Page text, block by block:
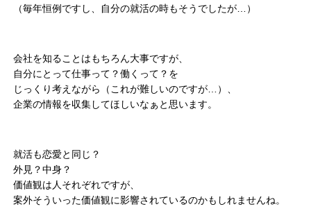
（毎年恒例ですし、自分の就活の時もそうでしたが…）
会社を知ることはもちろん大事ですが、
自分にとって仕事って？働くって？を
じっくり考えながら（これが難しいのですが…）、
企業の情報を収集してほしいなぁと思います。
就活も恋愛と同じ？
外見？中身？
価値観は人それぞれですが、
案外そういった価値観に影響されているのかもしれませんね。